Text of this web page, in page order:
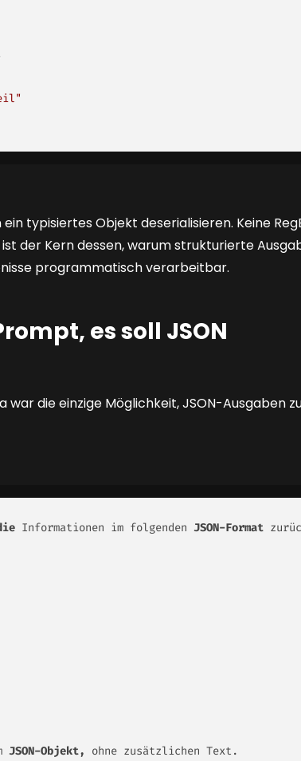
typisiertes Objekt deserialisieren. Keine
der Kern dessen, warum strukturierte
programmatisch verarbeitbar.
es soll JSON
war die einzige Möglichkeit, JSON-Ausgaben
Informationen im folgenden JSON-Format
JSON-Objekt, ohne zusätzlichen Text.